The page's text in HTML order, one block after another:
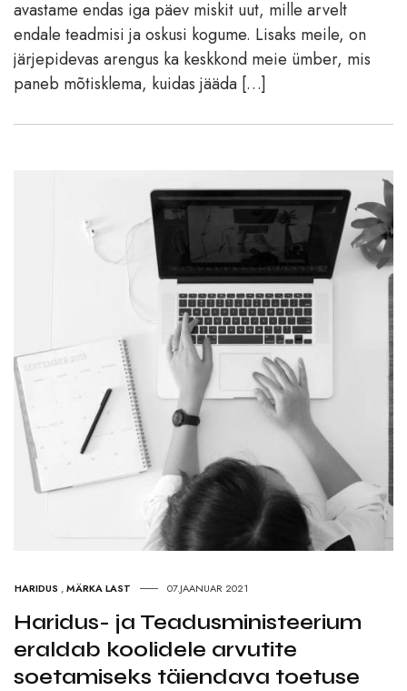
avastame endas iga päev miskit uut, mille arvelt
endale teadmisi ja oskusi kogume. Lisaks meile, on
järjepidevas arengus ka keskkond meie ümber, mis
paneb mõtisklema, kuidas jääda […]
HARIDUS ,MÄRKA LAST 07.JAANUAR 2021
Haridus- ja Teadusministeerium
eraldab koolidele arvutite
soetamiseks täiendava toetuse